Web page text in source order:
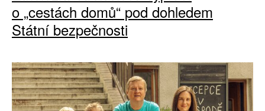
o „cestách domů“ pod dohledem
Státní bezpečnosti